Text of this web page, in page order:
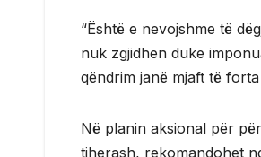
“Është e nevojshme të
nuk zgjidhen duke
qëndrim janë mjaft të
Në planin aksional për
tjherash, rekomandohet